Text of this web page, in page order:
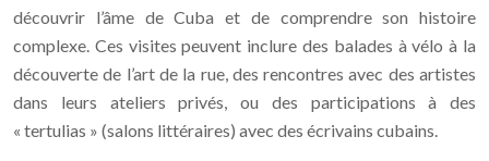
découvrir l’âme de Cuba et de comprendre son histoire
complexe. Ces visites peuvent inclure des balades à vélo à la
découverte de l’art de la rue, des rencontres avec des artistes
dans leurs ateliers privés, ou des participations à des
« tertulias » (salons littéraires) avec des écrivains cubains.